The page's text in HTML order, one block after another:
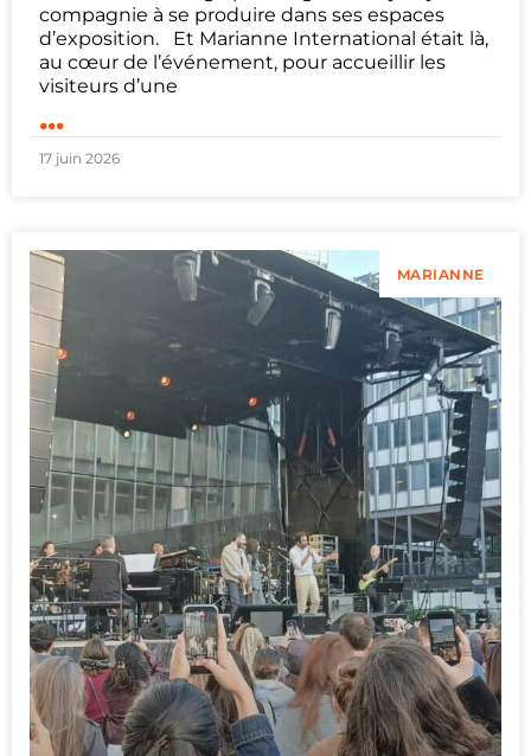
compagnie à se produire dans ses espaces
d’exposition. Et Marianne International était là,
au cœur de l’événement, pour accueillir les
visiteurs d’une
...
17 juin 2026
MARIANNE